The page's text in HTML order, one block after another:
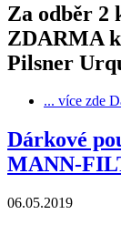
Za odběr 2
ZDARMA
Pilsner
... více zde
Dárkové
MANN-
06.05.2019